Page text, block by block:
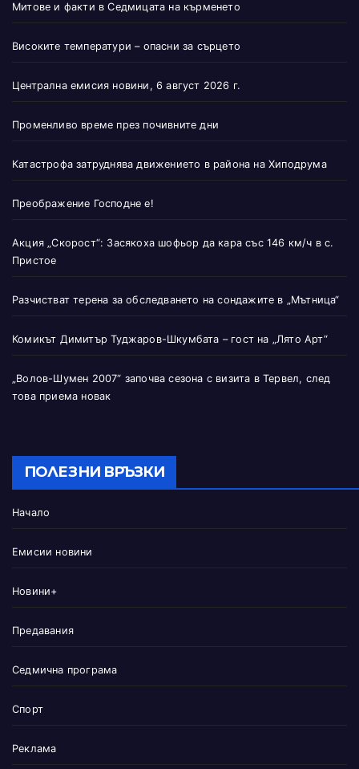
Митове и факти в Седмицата на кърменето
Високите температури – опасни за сърцето
Централна емисия новини, 6 август 2026 г.
Променливо време през почивните дни
Катастрофа затруднява движението в района на Хиподрума
Преображение Господне е!
Акция „Скорост“: Засякоха шофьор да кара със 146 км/ч в с.
Пристое
Разчистват терена за обследването на сондажите в „Мътница“
Комикът Димитър Туджаров-Шкумбата – гост на „Лято Арт“
„Волов-Шумен 2007“ започва сезона с визита в Тервел, след
това приема новак
ПОЛЕЗНИ ВРЪЗКИ
Начало
Емисии новини
Новини+
Предавания
Седмична програма
Спорт
Реклама